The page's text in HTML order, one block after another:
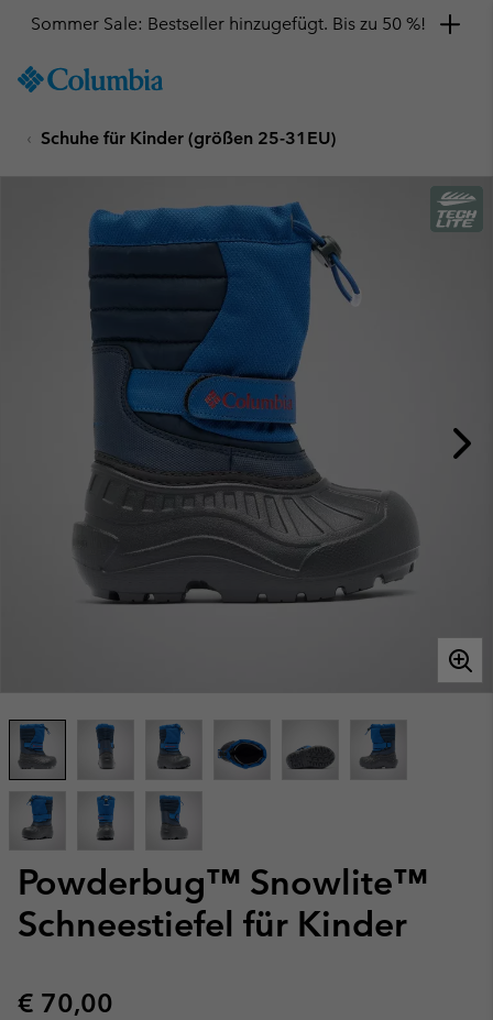
TO
SKIP
MAIN
SEARCH
Sommer Sale: Bestseller hinzugefügt. Bis zu 50 %!
Schuhe für Kinder (größen 25-31EU)
Powderbug™ Snowlite™
Schneestiefel für Kinder
Regular price:
€ 70,00